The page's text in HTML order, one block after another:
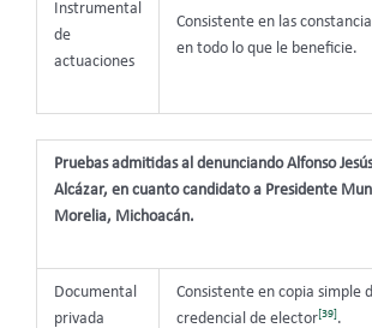
Instrumental
de
actuaciones
Consistente en las
en todo lo que le beneficie.
Pruebas admitidas al denunciando Alfonso
Alcázar, en cuanto candidato a Presidente
Morelia, Michoacán.
Documental
privada
Consistente en copia simple
credencial de elector[39].